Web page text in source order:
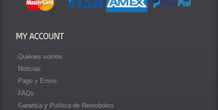
MY ACCOUNT
Quiénes somos
Noticias
Pago y Envío
FAQs
Garantía y Política de Reembolso